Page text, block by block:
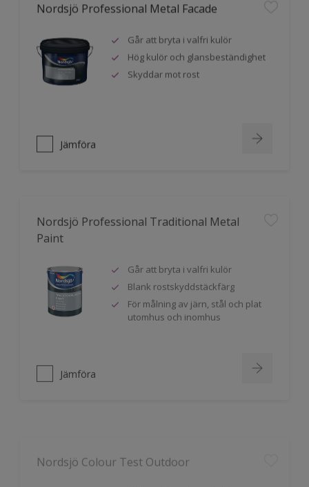
Nordsjö Professional Metal Facade
Går att bryta i valfri kulör
Hög kulör och glansbeständighet
Skyddar mot rost
Jämföra
Paint
Blank rostskyddstäckfärg
För målning av järn, stål och plat
utomhus och inomhus
Hjälper dig i valet av kulör